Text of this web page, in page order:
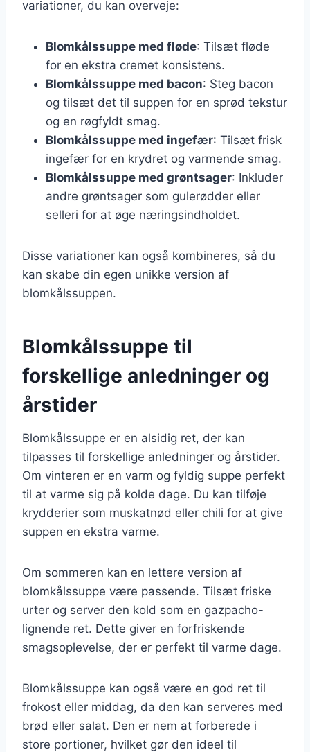
variationer, du kan overveje:
Blomkålssuppe med fløde: Tilsæt fløde
for en ekstra cremet konsistens.
Blomkålssuppe med bacon: Steg bacon
og tilsæt det til suppen for en sprød tekstur
og en røgfyldt smag.
Blomkålssuppe med ingefær: Tilsæt frisk
ingefær for en krydret og varmende smag.
Blomkålssuppe med grøntsager: Inkluder
andre grøntsager som gulerødder eller
selleri for at øge næringsindholdet.
Disse variationer kan også kombineres, så du
kan skabe din egen unikke version af
blomkålssuppen.
Blomkålssuppe til
forskellige anledninger og
årstider
Blomkålssuppe er en alsidig ret, der kan
tilpasses til forskellige anledninger og årstider.
Om vinteren er en varm og fyldig suppe perfekt
til at varme sig på kolde dage. Du kan tilføje
krydderier som muskatnød eller chili for at give
suppen en ekstra varme.
Om sommeren kan en lettere version af
blomkålssuppe være passende. Tilsæt friske
urter og server den kold som en gazpacho-
lignende ret. Dette giver en forfriskende
smagsoplevelse, der er perfekt til varme dage.
Blomkålssuppe kan også være en god ret til
frokost eller middag, da den kan serveres med
brød eller salat. Den er nem at forberede i
store portioner, hvilket gør den ideel til